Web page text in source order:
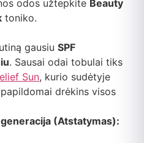
odos užtepkite Beauty
toniko.
gausiu SPF
. Sausai odai tobulai tiks
Sun, kurio sudėtyje
drėkins visos
(Atstatymas):